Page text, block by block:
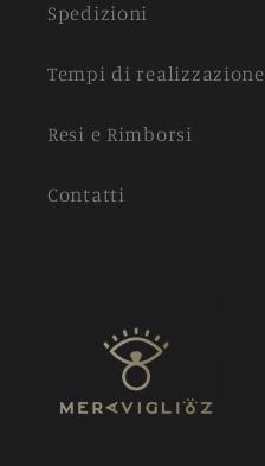
Spedizioni
Tempi di realizzazione
Resi e Rimborsi
Contatti